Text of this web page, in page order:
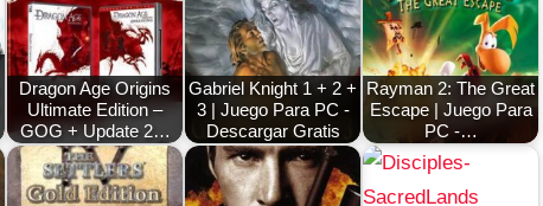
Dragon Age Origins
Ultimate Edition –
GOG + Update 2…
Gabriel Knight 1 + 2 +
3 | Juego Para PC -
Descargar Gratis
Rayman 2: The Great
Escape | Juego Para
PC -…